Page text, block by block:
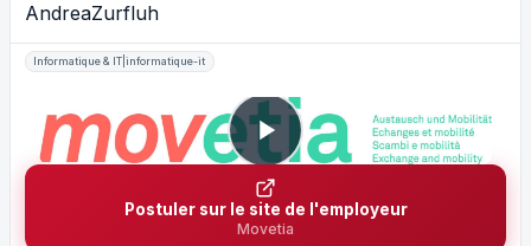
AndreaZurfluh
Informatique & IT|informatique-it
Postuler sur le site de l'employeur
Movetia